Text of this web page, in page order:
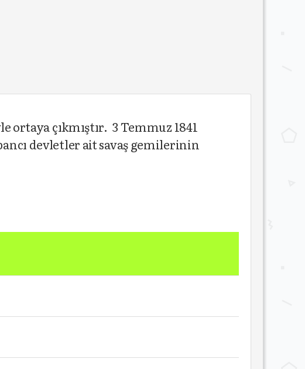
çıkmıştır. 3 Temmuz 1841
devletler ait savaş gemilerinin